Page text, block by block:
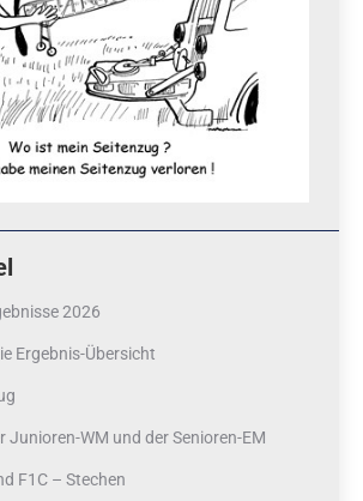
2026
Ergebnis-Übersicht
Junioren-WM und der Senioren-EM
F1C – Stechen